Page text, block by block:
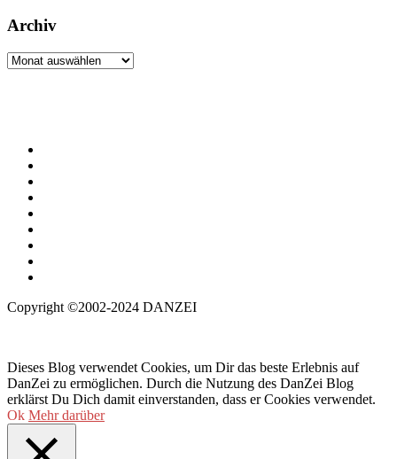
Archiv
Archiv
Copyright ©2002-2024 DANZEI
Dieses Blog verwendet Cookies, um Dir das beste Erlebnis auf
DanZei zu ermöglichen. Durch die Nutzung des DanZei Blog
erklärst Du Dich damit einverstanden, dass er Cookies verwendet.
Ok Mehr darüber